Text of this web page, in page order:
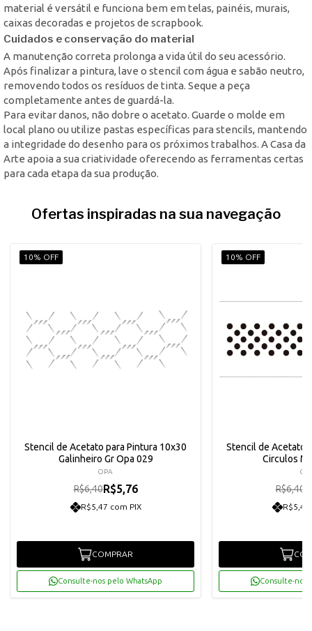
material é versátil e funciona bem em telas, painéis, murais,
caixas decoradas e projetos de scrapbook.
Cuidados e conservação do material
A manutenção correta prolonga a vida útil do seu acessório.
Após finalizar a pintura, lave o stencil com água e sabão neutro,
removendo todos os resíduos de tinta. Seque a peça
completamente antes de guardá-la.
Para evitar danos, não dobre o acetato. Guarde o molde em
local plano ou utilize pastas específicas para stencils, mantendo
a integridade do desenho para os próximos trabalhos. A Casa da
Arte apoia a sua criatividade oferecendo as ferramentas certas
para cada etapa da sua produção.
Ofertas inspiradas na sua navegação
10% OFF
Stencil de Acetato para Pintura 10x30
Galinheiro Gr Opa 029
OPA
R$6,40R$5,76
R$5,47 com PIX
COMPRAR
Consulte-nos pelo WhatsApp
10% OFF
Stencil de Acetato
Circulos
R$6,40
R$5,47
Consulte-nos